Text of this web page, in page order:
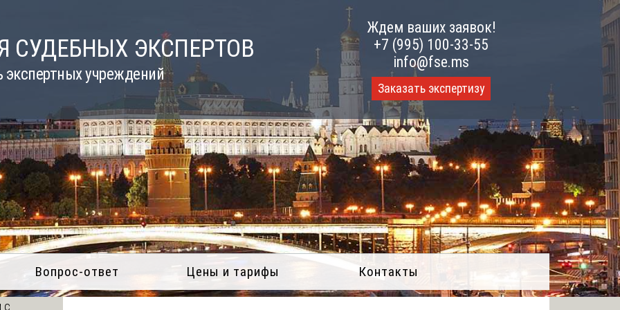
СУДЕБНЫХ ЭКСПЕРТОВ
экспертных учреждений
Ждем ваших заявок!
+7 (995) 100-33-55
info@fse.ms
Заказать экспертизу
Вопрос-ответ Цены и тарифы Контакты
с